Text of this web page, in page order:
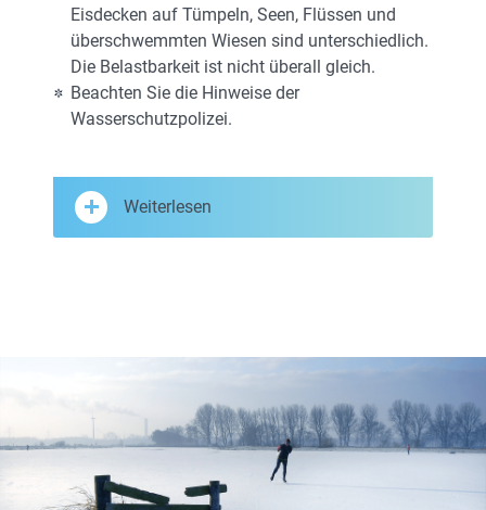
Eisdecken auf Tümpeln, Seen, Flüssen und
überschwemmten Wiesen sind unterschiedlich.
Die Belastbarkeit ist nicht überall gleich.
Beachten Sie die Hinweise der
Wasserschutzpolizei.
Weiterlesen